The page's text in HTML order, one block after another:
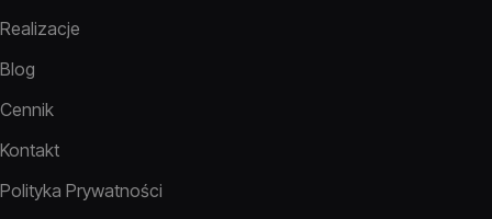
Realizacje
Blog
Cennik
Kontakt
Polityka Prywatności